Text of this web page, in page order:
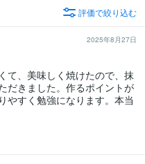
評価で絞り込む
2025年8月27日
て、美味しく焼けたので、抹
だきました。作るポイントが
やすく勉強になります。本当